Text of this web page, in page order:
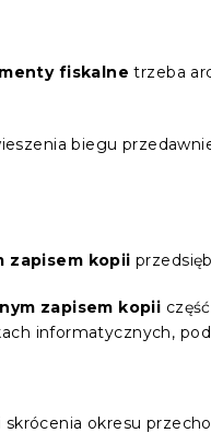
fiskalne trzeba
biegu
zapisem kopii
zapisem kopii
informatycznych,
okresu